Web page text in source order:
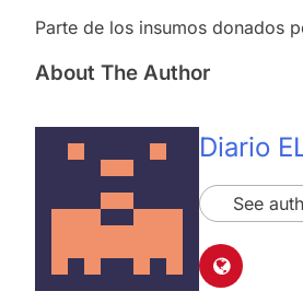
Parte de los insumos donados
About The Author
Diario
See